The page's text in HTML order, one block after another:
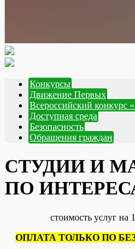
Конкурсы
Движение Первых
Всероссийский конкурс
Доступная среда
Безопасность
Обращения граждан
СТУДИИ И
ПО
стоимость услуг на
ОПЛАТА ТОЛЬКО ПО